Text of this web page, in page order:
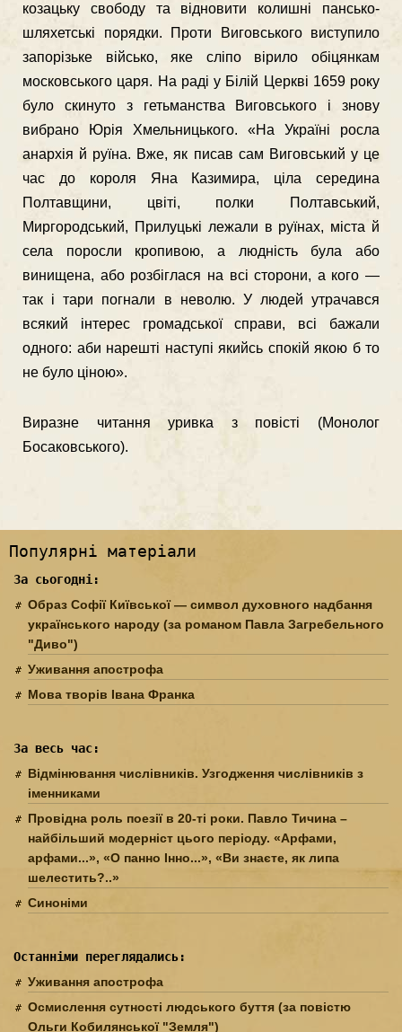
козацьку свободу та відновити колишні пансько-
шляхетські порядки. Проти Виговського виступило
запорізьке військо, яке сліпо вірило обіцянкам
московського царя. На раді у Білій Церкві 1659 року
було скинуто з гетьманства Виговського і знову
вибрано Юрія Хмельницького. «На Україні росла
анархія й руїна. Вже, як писав сам Виговський у це
час до короля Яна Казимира, ціла середина
Полтавщини, цвіті, полки Полтавський,
Миргородський, Прилуцькі лежали в руїнах, міста й
села поросли кропивою, а людність була або
винищена, або розбіглася на всі сторони, а кого —
так і тари погнали в неволю. У людей утрачався
всякий інтерес громадської справи, всі бажали
одного: аби нарешті наступі якийсь спокій якою б то
не було ціною».
Виразне читання уривка з повісті (Монолог
Босаковського).
Популярні матеріали
За сьогодні:
Образ Софії Київської — символ духовного надбання
українського народу (за романом Павла Загребельного
"Диво")
Уживання апострофа
Мова творів Івана Франка
За весь час:
Відмінювання числівників. Узгодження числівників з
іменниками
Провідна роль поезії в 20-ті роки. Павло Тичина –
найбільший модерніст цього періоду. «Арфами,
арфами...», «О панно Інно...», «Ви знаєте, як липа
шелестить?..»
Синоніми
Останніми переглядались:
Уживання апострофа
Осмислення сутності людського буття (за повістю
Ольги Кобилянської "Земля")